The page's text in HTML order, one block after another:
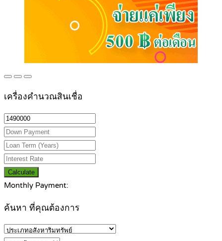
เครื่องคำนวณสินเชื่อ
Calculate
Monthly Payment:
ค้นหา ที่คุณต้องการ